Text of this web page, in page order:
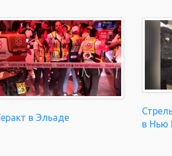
в Эльаде
в Нью